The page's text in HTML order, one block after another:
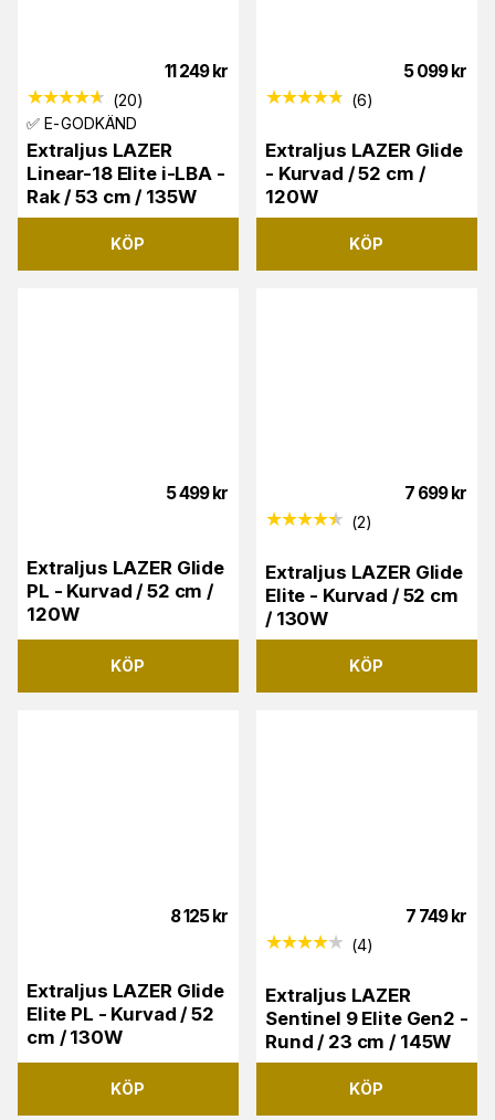
11 249 kr
(20)
✅ E-GODKÄND
Extraljus LAZER
Linear-18 Elite i-LBA -
Rak / 53 cm / 135W
KÖP
5 099 kr
(6)
Extraljus LAZER Glide
- Kurvad / 52 cm /
120W
KÖP
5 499 kr
Extraljus LAZER Glide
PL - Kurvad / 52 cm /
120W
KÖP
7 699 kr
(2)
Extraljus LAZER Glide
Elite - Kurvad / 52 cm
/ 130W
KÖP
8 125 kr
Extraljus LAZER Glide
Elite PL - Kurvad / 52
cm / 130W
KÖP
7 749 kr
(4)
Extraljus LAZER
Sentinel 9 Elite Gen2 -
Rund / 23 cm / 145W
KÖP